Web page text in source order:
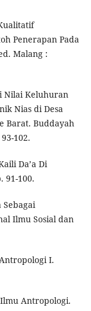
Penerapan Pada
Malang :
Nilai Keluhuran
Nias di Desa
Barat. Buddayah
102.
Da’a Di
91-100.
Sebagai
Ilmu Sosial dan
I.
Antropologi.